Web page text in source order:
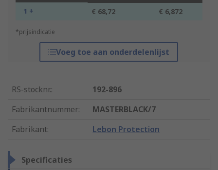
1 + € 68,72 € 6,872
*prijsindicatie
Voeg toe aan onderdelenlijst
RS-stocknr.:
192-896
Fabrikantnummer:
MASTERBLACK/7
Fabrikant: Lebon Protection
Specificaties